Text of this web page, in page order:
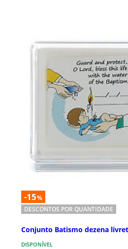
-15%
DESCONTOS POR QUANTIDADE
Conjunto Batismo dezena
DISPONÍVEL